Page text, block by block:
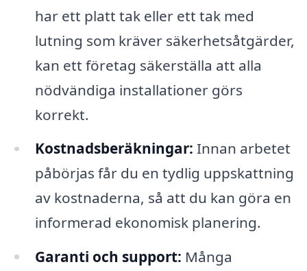
har ett platt tak eller ett tak med
lutning som kräver säkerhetsåtgärder,
kan ett företag säkerställa att alla
nödvändiga installationer görs
korrekt.
Kostnadsberäkningar: Innan arbetet
påbörjas får du en tydlig uppskattning
av kostnaderna, så att du kan göra en
informerad ekonomisk planering.
Garanti och support: Många